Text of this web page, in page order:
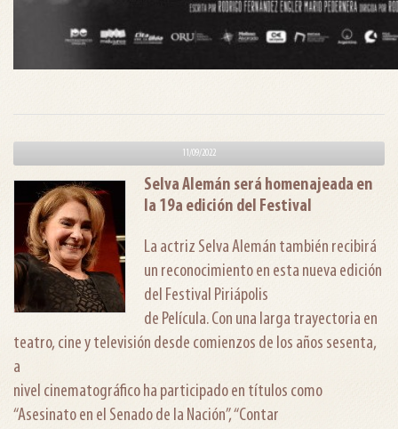
11/09/2022
Selva Alemán será homenajeada en
la 19a edición del Festival
La actriz Selva Alemán también recibirá
un reconocimiento en esta nueva edición
del Festival Piriápolis
de Película. Con una larga trayectoria en
teatro, cine y televisión desde comienzos de los años sesenta,
a
nivel cinematográfico ha participado en títulos como
“Asesinato en el Senado de la Nación”, “Contar